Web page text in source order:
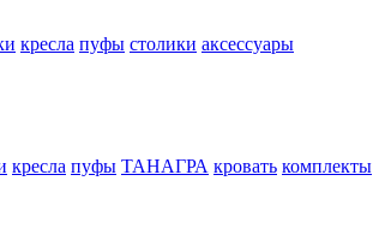
кресла пуфы столики аксессуары
кресла пуфы ТАНАГРА кровать комплекты